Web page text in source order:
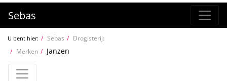
Sebas
U bent hier: Sebas
Drogisterij:
Merken
Janzen